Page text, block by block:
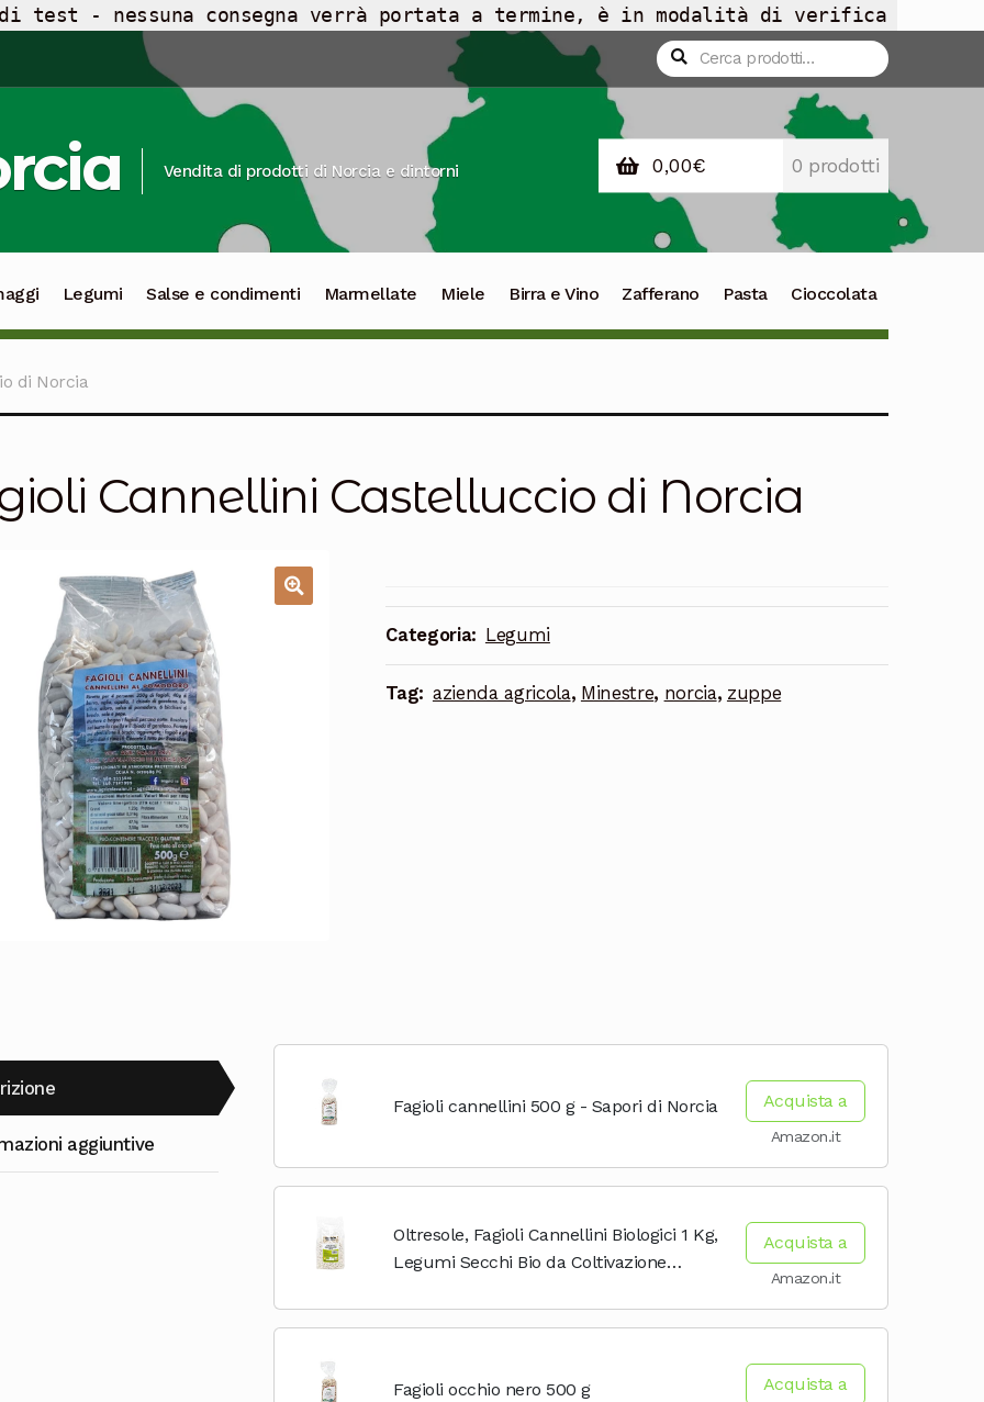
test - nessuna consegna verrà portata a termine, è in modalità di verifica
Cerca:
Cerca
Vendita di prodotti di Norcia e dintorni 0,00€ 0 prodotti
Legumi Salse e condimenti Marmellate Miele Birra e Vino Zafferano Pasta Cioccolata
di Norcia
Cannellini Castelluccio di Norcia
Categoria: Legumi
Tag: azienda agricola, Minestre, norcia, zuppe
aggiuntive
Fagioli cannellini 500 g - Sapori di Norcia Acquista a
Amazon.it
Oltresole, Fagioli Cannellini Biologici 1 Kg,
Legumi Secchi Bio da Coltivazione
Sali Minerali, Ideali per Zuppe e...
Acquista a
Amazon.it
Fagioli occhio nero 500 g Acquista a